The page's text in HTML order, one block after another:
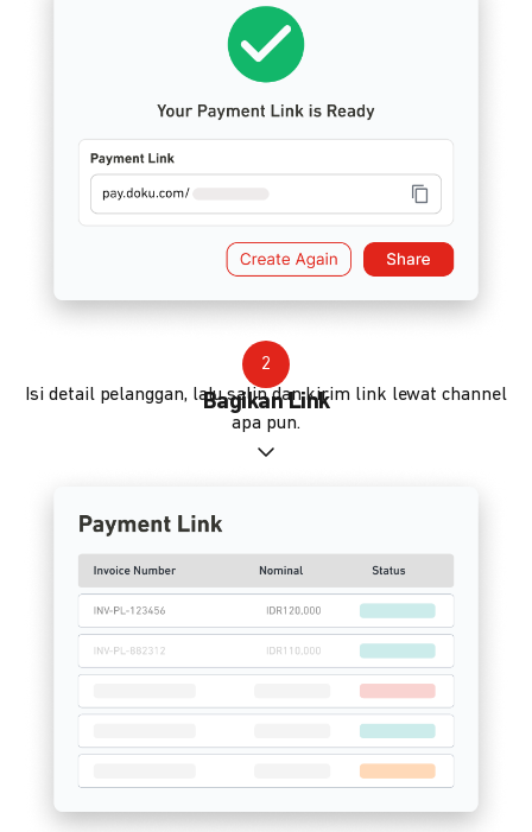
2
Bagikan Link
Isi detail pelanggan, lalu salin dan kirim link lewat channel
apa pun.